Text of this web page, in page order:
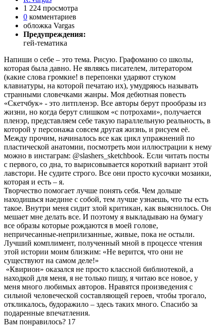
1 224 просмотра
0 комментариев
обложка Vargas
Предупреждения:
гей-тематика
Напиши о себе – это тема. Рисую. Графоманю со школы,
которая была давно. Не являясь писателем, литератором
(какие слова громкие! в перепонки ударяют стуком
клавиатуры, на которой печатаю их), умудряюсь называть
странными словечками жанры. Моя дебютная повесть
«Скетчбук» - это литпленэр. Все авторы берут прообразы из
жизни, но когда берут слишком «с потрохами», получается
пленэр, представляем себе такую параллельную реальность, в
которой у персонажа совсем другая жизнь, и рисуем её.
Между прочим, начиналось все как цикл упражнений по
пластической анатомии, посмотреть мои иллюстрации к нему
можно в инстаграм: @slashers_sketchbook. Если читать посты
с первого, со дна, то вырисовывается короткий вариант этой
лавстори. Не судите строго. Все они просто кусочки мозаики,
которая и есть – я.
Творчество помогает лучше понять себя. Чем дольше
находишься наедине с собой, тем лучше узнаешь, что ты есть
такое. Внутри меня сидит злой критикан, как выяснилось. Он
мешает мне делать все. И поэтому я выкладываю на бумагу
все образы которые рождаются в моей голове,
непричесанные-неприлизанные, живые, пока не остыли.
Лучший комплимент, полученный мной в процессе чтения
этой истории моим близким: «Не верится, что они не
существуют на самом деле!»
«Квирион» оказался не просто классной библиотекой, а
находкой для меня, я не только пишу, я читаю все новое, у
меня много любимых авторов. Нравятся произведения с
сильной человеческой составляющей героев, чтобы трогало,
откликалось, будоражило – здесь таких много. Спасибо за
подаренные впечатления.
Вам понравилось? 17